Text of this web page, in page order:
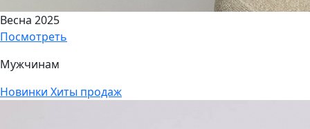
Весна 2025
Посмотреть
Мужчинам
Новинки Хиты продаж